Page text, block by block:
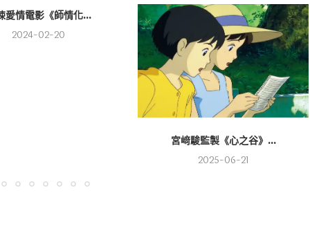
愛情電影《師情化...
2024-02-20
宮﨑駿監製《心之谷》...
2025-06-21